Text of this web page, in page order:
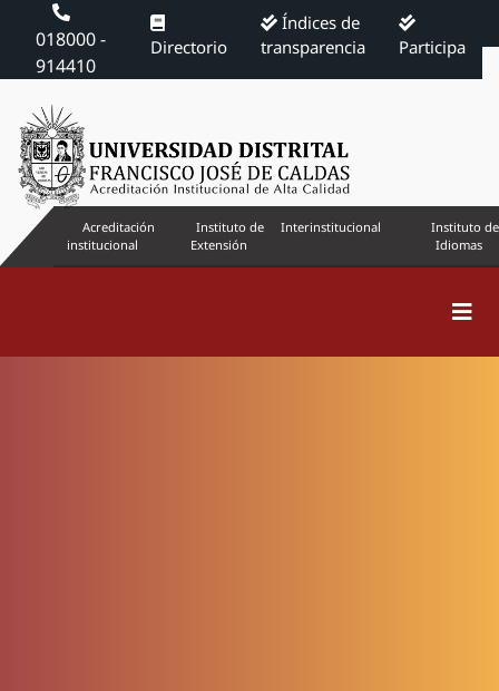
018000 -
914410
Directorio
Índices de
transparencia
Participa
Acreditación
institucional
Instituto de
Extensión
Interinstitucional
Instituto de
Idiomas